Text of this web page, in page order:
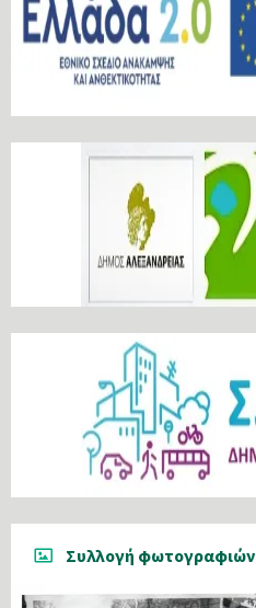
Συλλογή φωτογραφιών